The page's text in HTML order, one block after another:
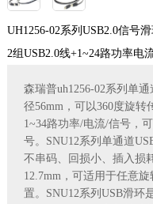
UH1256-02系列USB2.0信号
2组USB2.0线+1~24路功率电
森瑞普uh1256-02系列单
径56mm，可以360度旋转
1~34路功率/电流/信号，
号。SNU12系列单通道
不串码、回损小、插入损
12.7mm，可适用于任意
置。SNU12系列USB滑环